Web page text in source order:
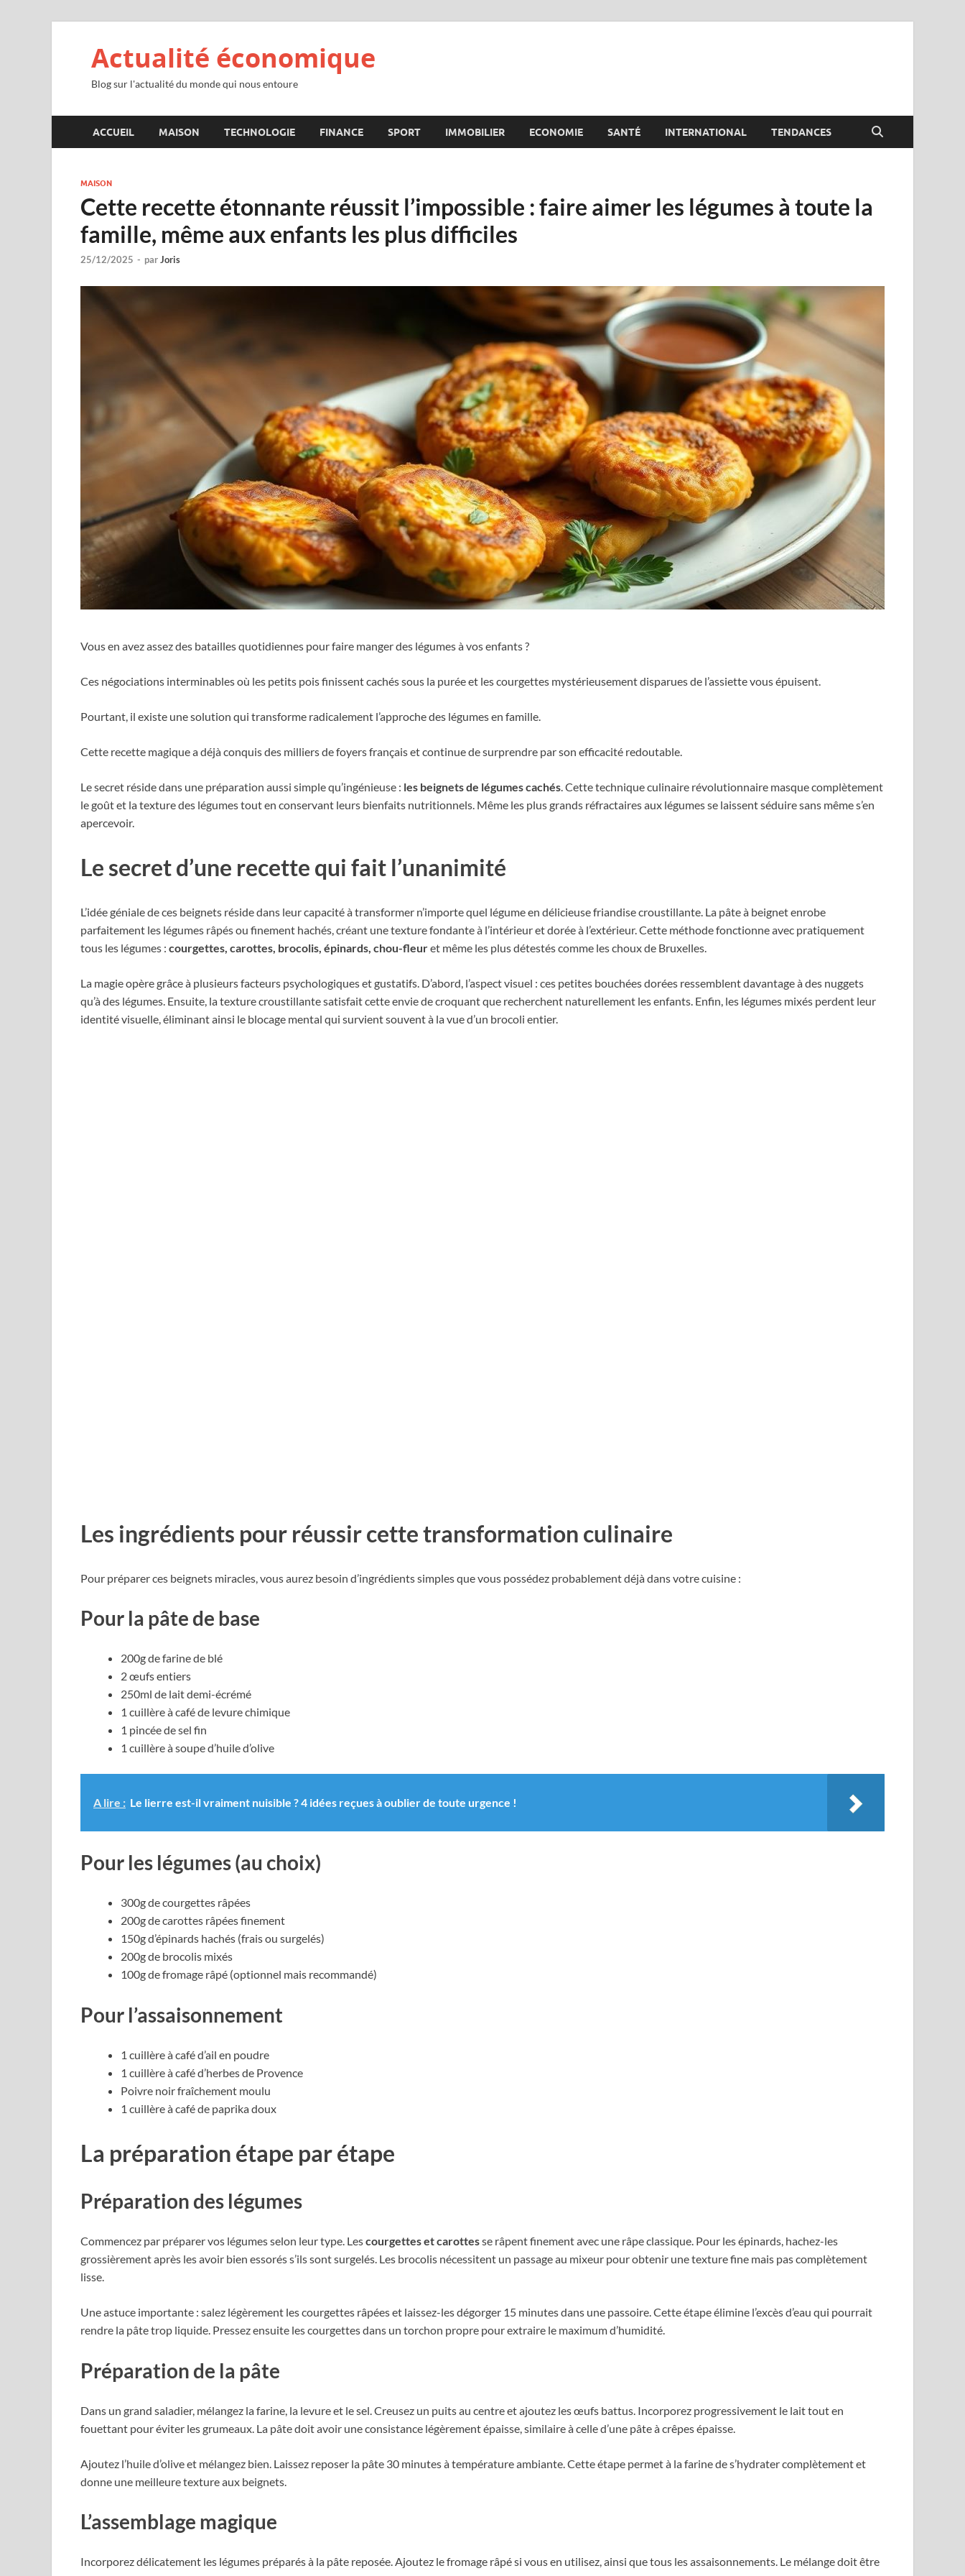
Actualité économique
Blog sur l'actualité du monde qui nous entoure
ACCUEIL MAISON TECHNOLOGIE FINANCE SPORT IMMOBILIER ECONOMIE SANTÉ INTERNATIONAL TENDANCES
MAISON
Cette recette étonnante réussit l’impossible : faire aimer les légumes à toute la
famille, même aux enfants les plus difficiles
25/12/2025 - parJoris
Vous en avez assez des batailles quotidiennes pour faire manger des légumes à vos enfants ?
Ces négociations interminables où les petits pois finissent cachés sous la purée et les courgettes mystérieusement disparues de l’assiette vous épuisent.
Pourtant, il existe une solution qui transforme radicalement l’approche des légumes en famille.
Cette recette magique a déjà conquis des milliers de foyers français et continue de surprendre par son efficacité redoutable.
Le secret réside dans une préparation aussi simple qu’ingénieuse : les beignets de légumes cachés. Cette technique culinaire révolutionnaire masque complètement
le goût et la texture des légumes tout en conservant leurs bienfaits nutritionnels. Même les plus grands réfractaires aux légumes se laissent séduire sans même s’en
apercevoir.
Le secret d’une recette qui fait l’unanimité
L’idée géniale de ces beignets réside dans leur capacité à transformer n’importe quel légume en délicieuse friandise croustillante. La pâte à beignet enrobe
parfaitement les légumes râpés ou finement hachés, créant une texture fondante à l’intérieur et dorée à l’extérieur. Cette méthode fonctionne avec pratiquement
tous les légumes : courgettes, carottes, brocolis, épinards, chou-fleuret même les plus détestés comme les choux de Bruxelles.
La magie opère grâce à plusieurs facteurs psychologiques et gustatifs. D’abord, l’aspect visuel : ces petites bouchées dorées ressemblent davantage à des nuggets
qu’à des légumes. Ensuite, la texture croustillante satisfait cette envie de croquant que recherchent naturellement les enfants. Enfin, les légumes mixés perdent leur
identité visuelle, éliminant ainsi le blocage mental qui survient souvent à la vue d’un brocoli entier.
Les ingrédients pour réussir cette transformation culinaire
Pour préparer ces beignets miracles, vous aurez besoin d’ingrédients simples que vous possédez probablement déjà dans votre cuisine :
Pour la pâte de base
200g de farine de blé
2 œufs entiers
250ml de lait demi-écrémé
1 cuillère à café de levure chimique
1 pincée de sel fin
1 cuillère à soupe d’huile d’olive
A lire : Le lierre est-il vraiment nuisible ? 4 idées reçues à oublier de toute urgence !
Pour les légumes (au choix)
300g de courgettes râpées
200g de carottes râpées finement
150g d’épinards hachés (frais ou surgelés)
200g de brocolis mixés
100g de fromage râpé (optionnel mais recommandé)
Pour l’assaisonnement
1 cuillère à café d’ail en poudre
1 cuillère à café d’herbes de Provence
Poivre noir fraîchement moulu
1 cuillère à café de paprika doux
La préparation étape par étape
Préparation des légumes
Commencez par préparer vos légumes selon leur type. Lescourgettes et carottesse râpent finement avec une râpe classique. Pour les épinards, hachez-les
grossièrement après les avoir bien essorés s’ils sont surgelés. Les brocolis nécessitent un passage au mixeur pour obtenir une texture fine mais pas complètement
lisse.
Une astuce importante : salez légèrement les courgettes râpées et laissez-les dégorger 15 minutes dans une passoire. Cette étape élimine l’excès d’eau qui pourrait
rendre la pâte trop liquide. Pressez ensuite les courgettes dans un torchon propre pour extraire le maximum d’humidité.
Préparation de la pâte
Dans un grand saladier, mélangez la farine, la levure et le sel. Creusez un puits au centre et ajoutez les œufs battus. Incorporez progressivement le lait tout en
fouettant pour éviter les grumeaux. La pâte doit avoir une consistance légèrement épaisse, similaire à celle d’une pâte à crêpes épaisse.
Ajoutez l’huile d’olive et mélangez bien. Laissez reposer la pâte 30 minutes à température ambiante. Cette étape permet à la farine de s’hydrater complètement et
donne une meilleure texture aux beignets.
L’assemblage magique
Incorporez délicatement les légumes préparés à la pâte reposée. Ajoutez le fromage râpé si vous en utilisez, ainsi que tous les assaisonnements. Le mélange doit être